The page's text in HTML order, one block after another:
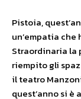
Pistoia,
un’empatia
Straordinaria la
riempito gli
il teatro
quest’anno si